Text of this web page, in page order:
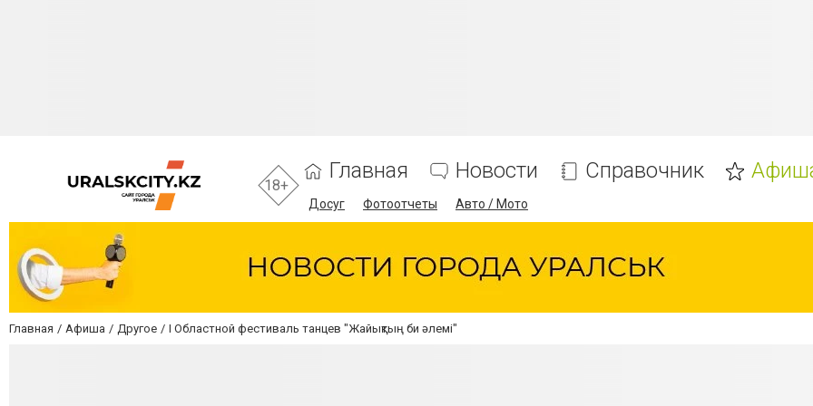
18+
Главная Новости Справочник
Досуг Фотоотчеты Авто / Мото
Главная Афиша Другое I Областной фестиваль танцев "Жайықтың би әлемі"